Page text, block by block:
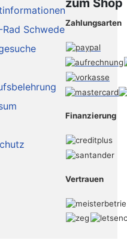
Schwede
zum Shop
Zahlungsarten
Finanzierung
Vertrauen